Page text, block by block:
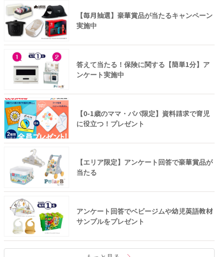
【毎月抽選】豪華賞品が当たるキャンペーン
実施中
答えて当たる！保険に関する【簡単1分】ア
ンケート実施中
【0-1歳のママ・パパ限定】資料請求で育児
に役立つ！プレゼント
【エリア限定】アンケート回答で豪華賞品が
当たる
アンケート回答でベビージムや幼児英語教材
サンプルをプレゼント